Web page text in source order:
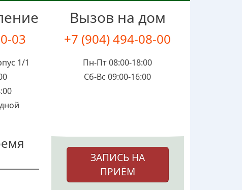
03
1/1
Вызов на дом
+7 (904) 494-08-00
Пн-Пт 08:00-18:00
Сб-Вс 09:00-16:00
ЗАПИСЬ НА
ПРИЁМ